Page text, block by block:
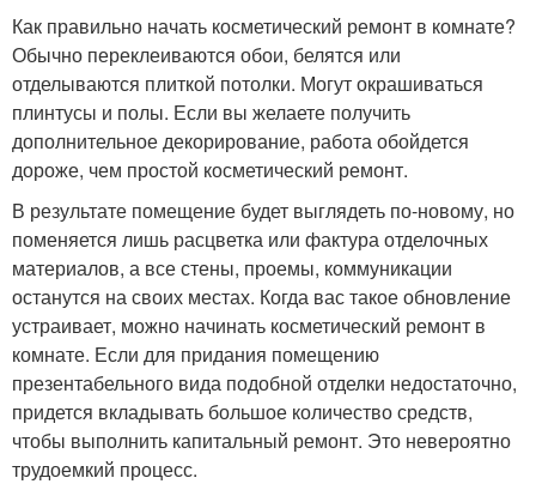
Как правильно начать косметический ремонт в комнате?
Обычно переклеиваются обои, белятся или
отделываются плиткой потолки. Могут окрашиваться
плинтусы и полы. Если вы желаете получить
дополнительное декорирование, работа обойдется
дороже, чем простой косметический ремонт.
В результате помещение будет выглядеть по-новому, но
поменяется лишь расцветка или фактура отделочных
материалов, а все стены, проемы, коммуникации
останутся на своих местах. Когда вас такое обновление
устраивает, можно начинать косметический ремонт в
комнате. Если для придания помещению
презентабельного вида подобной отделки недостаточно,
придется вкладывать большое количество средств,
чтобы выполнить капитальный ремонт. Это невероятно
трудоемкий процесс.